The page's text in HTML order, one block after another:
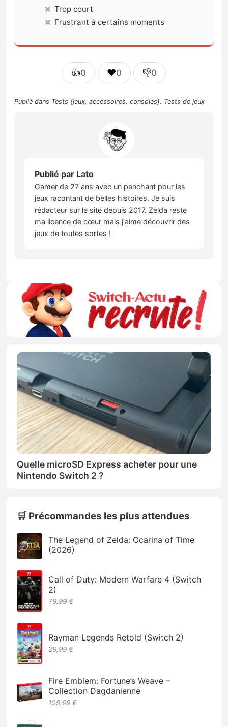
Trop court
Frustrant à certains moments
👍0 ❤️0 👎0
Publié dans Tests (jeux, accessoires, consoles), Tests de jeux
Publié par Lato
Gamer de 27 ans avec un penchant pour les
jeux racontant de belles histoires. Je suis
rédacteur sur le site depuis 2017. Zelda reste
ma licence de cœur mais j'aime découvrir des
jeux de toutes sortes !
Quelle microSD Express acheter pour une
Nintendo Switch 2 ?
🛒 Précommandes les plus attendues
The Legend of Zelda: Ocarina of Time
(2026)
Call of Duty: Modern Warfare 4 (Switch
2)
79.99 €
Rayman Legends Retold (Switch 2)
29,99 €
Fire Emblem: Fortune’s Weave –
Collection Dagdanienne
109,99 €